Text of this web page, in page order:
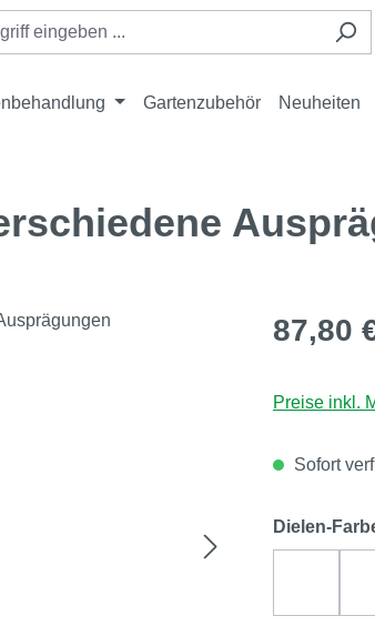
Gartenzubehör Neuheiten
Regulärer
87,80
Preise inkl.
Sofort
Dielen-